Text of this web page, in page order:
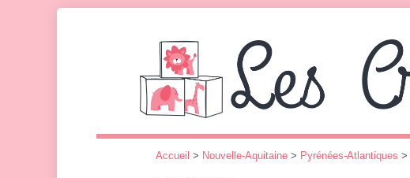
Accueil > Nouvelle-Aquitaine > Pyrénées-Atlantiques >